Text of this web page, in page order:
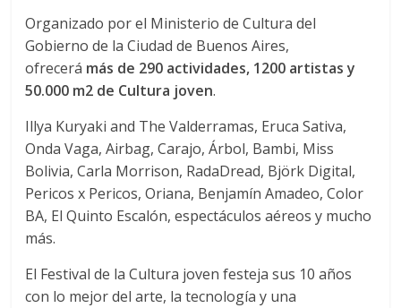
Organizado por el Ministerio de Cultura del
Gobierno de la Ciudad de Buenos Aires,
ofrecerá más de 290 actividades, 1200 artistas y
50.000 m2 de Cultura joven.
Illya Kuryaki and The Valderramas, Eruca Sativa,
Onda Vaga, Airbag, Carajo, Árbol, Bambi, Miss
Bolivia, Carla Morrison, RadaDread, Björk Digital,
Pericos x Pericos, Oriana, Benjamín Amadeo, Color
BA, El Quinto Escalón, espectáculos aéreos y mucho
más.
El Festival de la Cultura joven festeja sus 10 años
con lo mejor del arte, la tecnología y una